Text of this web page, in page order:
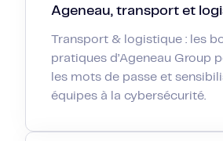
Ageneau, transport et
Transport & logistique : les
pratiques d’Ageneau Group
les mots de passe et
équipes à la cybersécurité.